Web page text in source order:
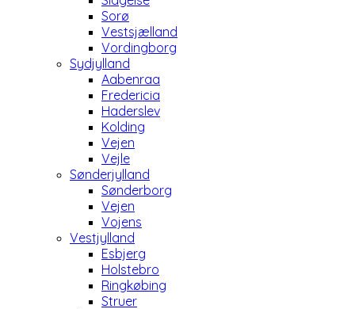
Sorø
Vestsjælland
Vordingborg
Sydjylland
Aabenraa
Fredericia
Haderslev
Kolding
Vejen
Vejle
Sønderjylland
Sønderborg
Vejen
Vojens
Vestjylland
Esbjerg
Holstebro
Ringkøbing
Struer